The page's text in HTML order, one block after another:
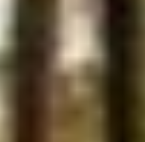
de votre projet. À chaque
dans les choix et rentrons de
le détail, pour aboutir au final à